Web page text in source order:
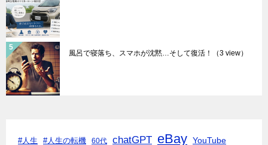
風呂で寝落ち、スマホが沈黙…そして復活！ （3 view）
#人生 #人生の転機 60代 chatGPT eBay YouTube